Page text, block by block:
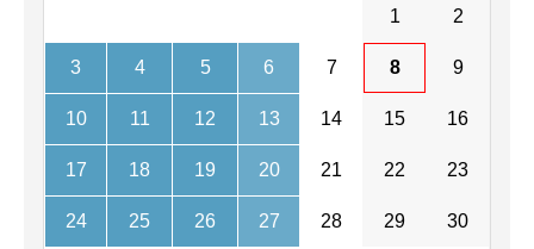
1 2
3 4 5 6 7 8 9
10 11 12 13 14 15 16
17 18 19 20 21 22 23
24 25 26 27 28 29 30